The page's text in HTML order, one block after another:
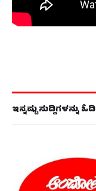
ಇನ್ನಷ್ಟು ಸುದ್ದಿಗಳನ್ನು ಓದಿ